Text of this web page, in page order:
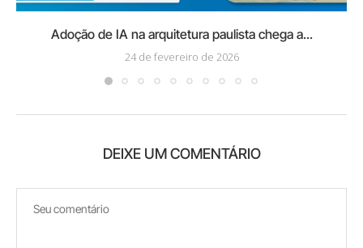
Adoção de IA na arquitetura paulista chega a...
24 de fevereiro de 2026
DEIXE UM COMENTÁRIO